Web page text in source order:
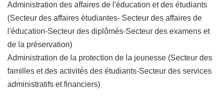
Administration des affaires de l'éducation et des étudiants
(Secteur des affaires étudiantes- Secteur des affaires de
l'éducation-Secteur des diplômés-Secteur des examens et
de la préservation)
Administration de la protection de la jeunesse (Secteur des
familles et des activités des étudiants-Secteur des services
administratifs et financiers)